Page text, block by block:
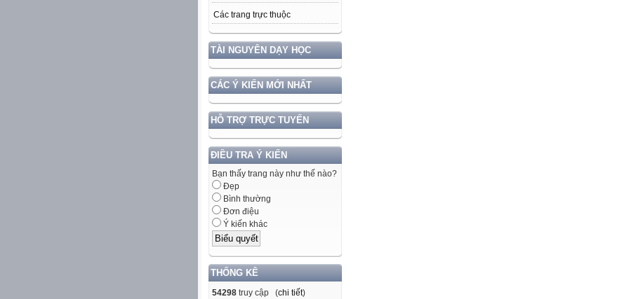
Các trang trực thuộc
TÀI NGUYÊN DẠY HỌC
CÁC Ý KIẾN MỚI NHẤT
HỖ TRỢ TRỰC TUYẾN
ĐIỀU TRA Ý KIẾN
Bạn thấy trang này như thế nào?
Đẹp
Bình thường
Đơn điệu
Ý kiến khác
THỐNG KÊ
54298 truy cập (chi tiết)